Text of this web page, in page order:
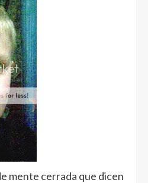
mente cerrada que dicen